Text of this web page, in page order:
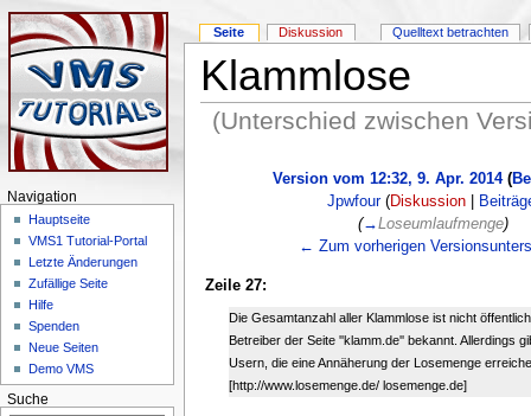
Klammlose
(Unterschied zwischen
Version vom 12:32, 9. Apr. 2014(
Jpwfour(Diskussion|
(→Loseumlaufmenge)
← Zum vorherigen
Zeile 27:
Die Gesamtanzahl aller Klammlose ist nicht
Betreiber der Seite ''klamm.de'' bekannt. Allerdings
Usern, die eine Annäherung der Losemenge
[http://www.losemenge.de/ losemenge.de]
Seite Diskussion Quelltext betrachten
Navigation
Hauptseite
VMS1 Tutorial-Portal
Letzte Änderungen
Zufällige Seite
Hilfe
Spenden
Neue Seiten
Demo VMS
Suche